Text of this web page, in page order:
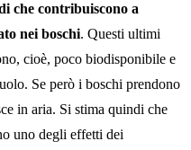
che contribuiscono a
nei boschi. Questi ultimi
cioè, poco biodisponibile e
Se però i boschi prendono
in aria. Si stima quindi che
uno degli effetti dei